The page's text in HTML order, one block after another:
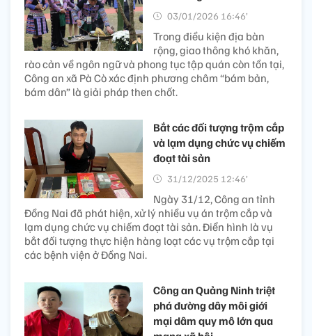
03/01/2026 16:46’
Trong điều kiện địa bàn
rộng, giao thông khó khăn,
rào cản về ngôn ngữ và phong tục tập quán còn tồn tại,
Công an xã Pà Cò xác định phương châm “bám bản,
bám dân” là giải pháp then chốt.
Bắt các đối tượng trộm cắp
và lạm dụng chức vụ chiếm
đoạt tài sản
31/12/2025 12:46’
Ngày 31/12, Công an tỉnh
Đồng Nai đã phát hiện, xử lý nhiều vụ án trộm cắp và
lạm dụng chức vụ chiếm đoạt tài sản. Điển hình là vụ
bắt đối tượng thực hiện hàng loạt các vụ trộm cắp tại
các bệnh viện ở Đồng Nai.
Công an Quảng Ninh triệt
phá đường dây môi giới
mại dâm quy mô lớn qua